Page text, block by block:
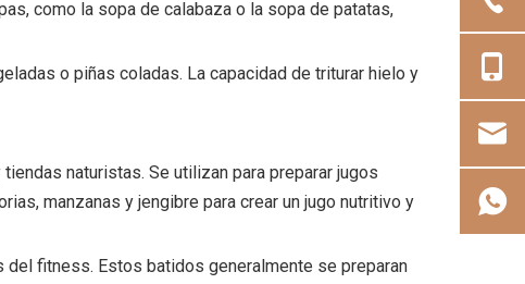
como la sopa de calabaza o la sopa de patatas,
o piñas coladas. La capacidad de triturar hielo y
naturistas. Se utilizan para preparar jugos
manzanas y jengibre para crear un jugo nutritivo y
fitness. Estos batidos generalmente se preparan